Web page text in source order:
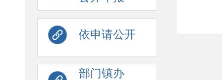
依申请公开
部门镇办